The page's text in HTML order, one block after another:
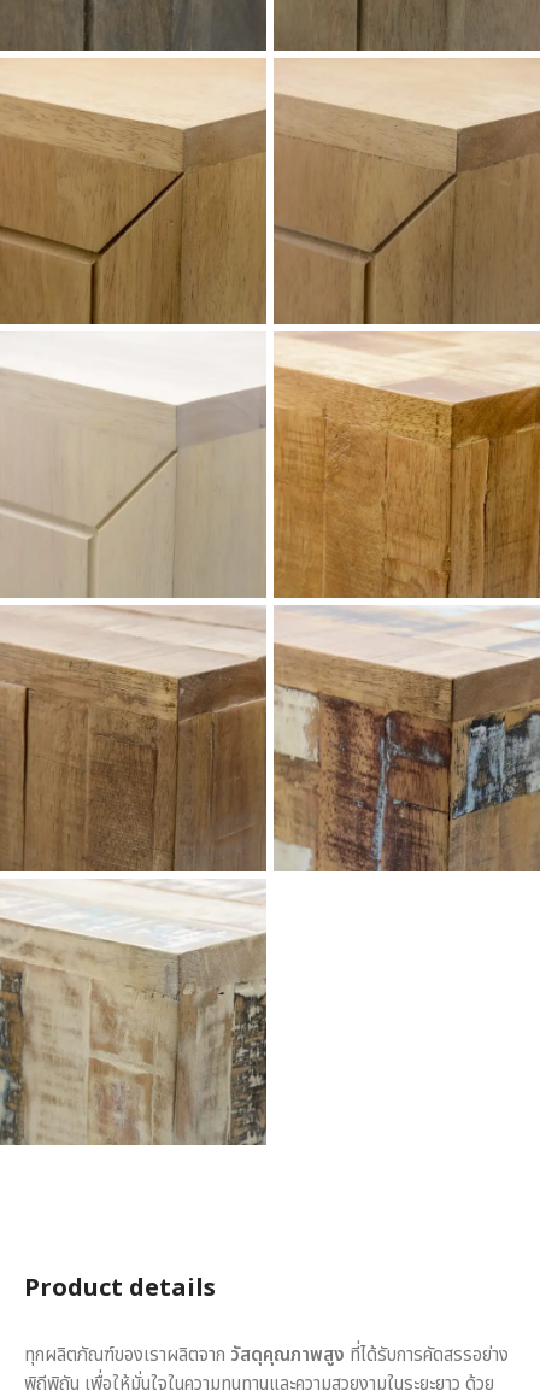
Product details
ทุกผลิตภัณฑ์ของเราผลิตจาก วัสดุคุณภาพสูง ที่ได้รับการคัดสรรอย่าง
พิถีพิถัน เพื่อให้มั่นใจในความทนทานและความสวยงามในระยะยาว ด้วย